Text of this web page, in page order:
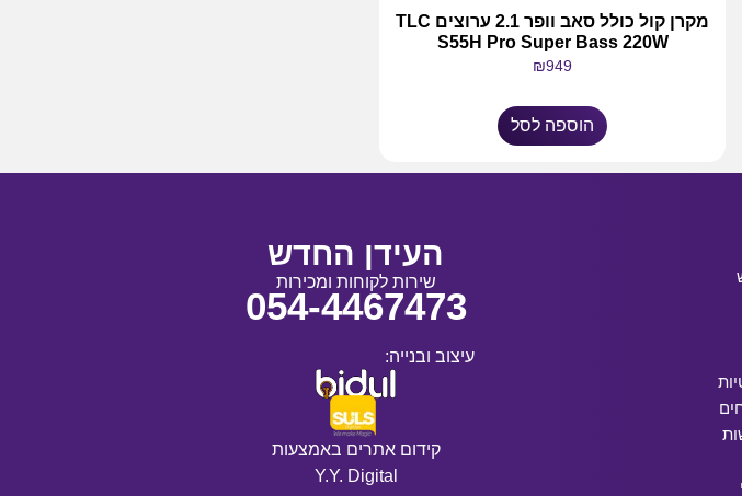
מקרן קול כולל סאב וופר 2.1 ערוצים TLC
S55H Pro Super Bass 220W
₪949
הוספה לסל
העידן החדש
שירות לקוחות ומכירות
054-4467473
עיצוב ובנייה:
קידום אתרים באמצעות
Y.Y. Digital